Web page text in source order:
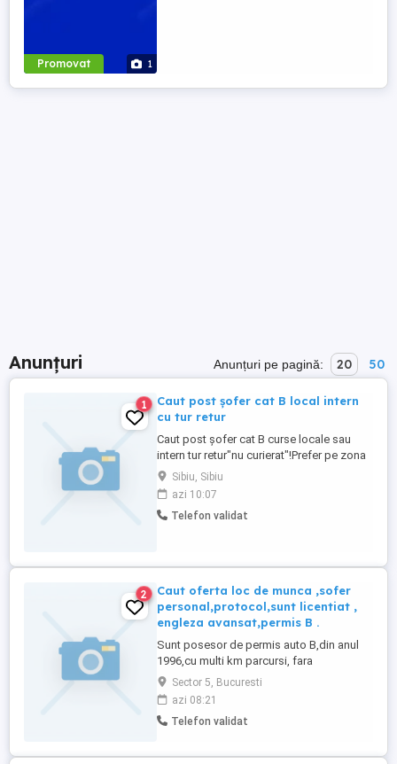
Promovat 1
Anunțuri Anunțuri pe pagină: 20 50
1
Caut post șofer cat B local intern
cu tur retur
Caut post șofer cat B curse locale sau
intern tur retur"nu curierat"!Prefer pe zona
Sibiu Vâlcea Deva Brașov.Am experiență
pe Sprinter Prelată 3,5t si totodată permis
din 2017 fără antecedente penale!Stiu să
lucrez cu avize sau Facturi!Cu începere
Sibiu, Sibiu
azi 10:07
Telefon validat
2
Caut oferta loc de munca ,sofer
personal,protocol,sunt licentiat ,
engleza avansat,permis B .
Sunt posesor de permis auto B,din anul
1996,cu multi km parcursi, fara
evenimente rutiere. Am expertiza in
activitatea de protocol,preluarea si
insotirea delegatiilor, etc. Daca este cazul
,pot folosi autoturismul personal ,
foarte buna tehnic si estetic, ...
Sector 5, Bucuresti
azi 08:21
Telefon validat